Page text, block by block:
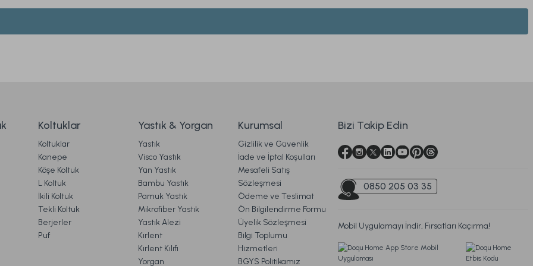
Yorum Yaz
Soru Sor
Gönder
899,00 TL
Online'a Özel Ücretsiz Kargo Ücretsiz Kargo
Gri Visco Fly Soft Yastık 64x28x12,5 cm Luna Yastık 46 x 70 cm
1.679,00 TL
Koltuklar
Koltuklar
Kanepe
Köşe Koltuk
L Koltuk
İkili Koltuk
Tekli Koltuk
Berjerler
Puf
Yastık & Yorgan
Yastık
Visco Yastık
Yün Yastık
Bambu Yastık
Pamuk Yastık
Mikrofiber Yastık
Yastık Alezi
Kırlent
Kırlent Kılıfı
Yorgan
Kurumsal
Gizlilik ve Güvenlik
İade ve İptal Koşulları
Mesafeli Satış
Sözleşmesi
Ödeme ve Teslimat
Ön Bilgilendirme Formu
Üyelik Sözleşmesi
Bilgi Toplumu
Hizmetleri
BGYS Politikamız
Bizi Takip Edin
0850 205 03 35
Mobil Uygulamayı İndir, Fırsatları Kaçırma!